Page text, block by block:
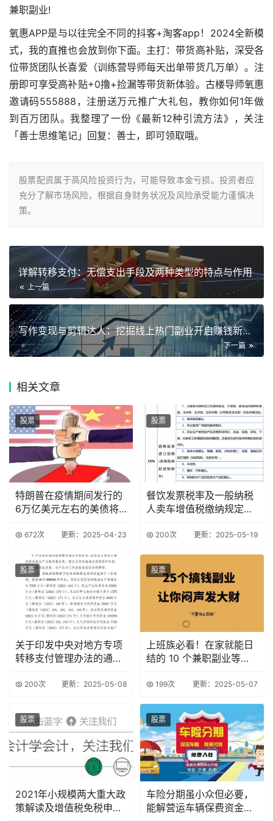
兼职副业!
氧惠APP是与以往完全不同的抖客+淘客app！2024全新模
式，我的直推也会放到你下面。主打：带货高补贴，深受各
位带货团队长喜爱（训练营导师每天出单带货几万单）。注
册即可享受高补贴+0撸+捡漏等带货新体验。古楼导师氧惠
邀请码555888，注册送万元推广大礼包，教你如何1年做
到百万团队。我整理了一份《最新12种引流方法》，关注
「善士思维笔记」回复：善士，即可领取哦。
股票配资属于高风险投资行为，可能导致本金亏损。投资者应
充分了解市场风险，根据自身财务状况及风险承受能力谨慎决
策。
详解转移支付：无偿支出手段及两种类型的特点与作用
上一篇
写作变现与剪辑达人：挖掘线上热门副业开启赚钱新途径
下一篇
相关文章
股票
特朗普在疫情期间发行的
6万亿美元左右的美债将
672次 更新：2025-04-23
股票
餐饮发票税率及一般纳税
人卖车增值税缴纳规定详
200次 更新：2025-05-19
股票
关于印发中央对地方专项
转移支付管理办法的通知
200次 更新：2025-05-08
股票
上班族必看！在家就能日
结的 10 个兼职副业等你
199次 更新：2025-05-07
股票
2021年小规模两大重大政
策解读及增值税免税申报
股票
车险分期虽小众但必要，
能解营运车辆保费资金压